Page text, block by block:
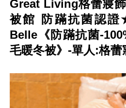
Great Living格蕾寢
被館 防蹣抗菌認
Belle《防蹣抗菌-
毛暖冬被》-單人:格蕾